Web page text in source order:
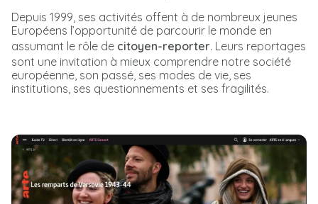
Depuis 1999, ses activités offent à de nombreux jeunes
Européens l’opportunité de parcourir le monde en
assumant le rôle de citoyen-reporter. Leurs reportages
sont une invitation à mieux comprendre notre société
européenne, son passé, ses modes de vie, ses
institutions, ses questionnements et ses fragilités.